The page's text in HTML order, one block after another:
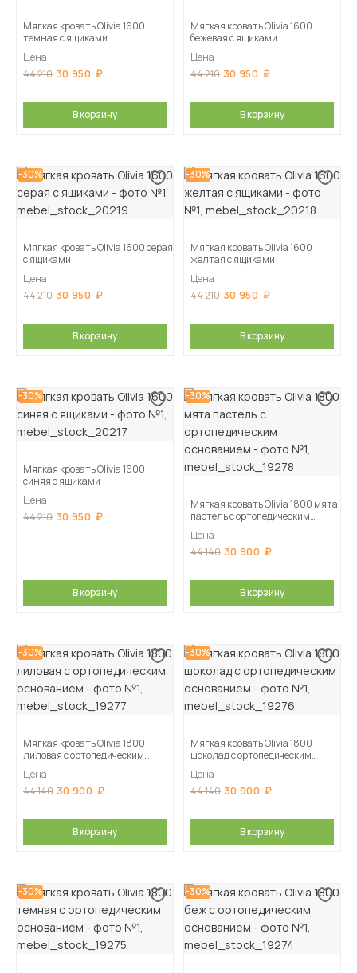
Мягкая кровать Olivia 1600
темная с ящиками
Цена
44 210 30 950
В корзину
Мягкая кровать Olivia 1600
бежевая с ящиками
Цена
44 210 30 950
В корзину
-30%
Мягкая кровать Olivia 1600 серая
с ящиками
Цена
44 210 30 950
В корзину
-30%
Мягкая кровать Olivia 1600
желтая с ящиками
Цена
44 210 30 950
В корзину
-30%
Мягкая кровать Olivia 1600
синяя с ящиками
Цена
44 210 30 950
В корзину
-30%
Мягкая кровать Olivia 1800 мята
пастель с ортопедическим
Цена
44 140 30 900
В корзину
-30%
Мягкая кровать Olivia 1800
лиловая с ортопедическим
Цена
44 140 30 900
В корзину
-30%
Мягкая кровать Olivia 1800
шоколад с ортопедическим
Цена
44 140 30 900
В корзину
-30% -30%